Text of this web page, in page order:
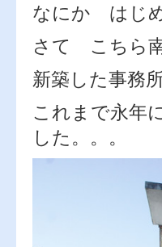
なにか はじ
さて こちら
新築した事務
これまで永年
した。。。